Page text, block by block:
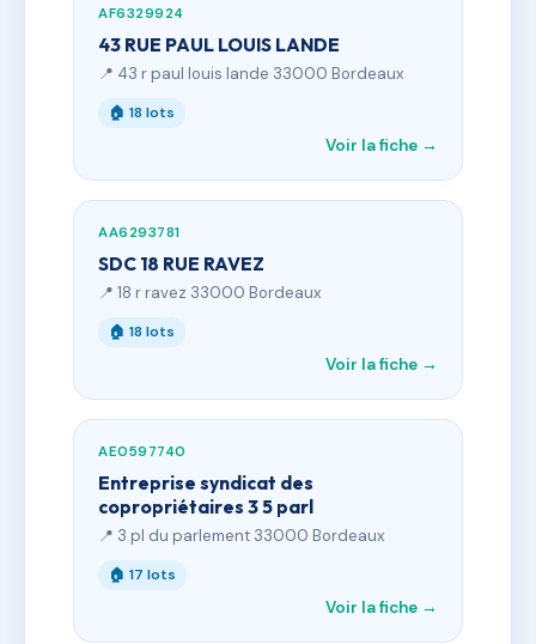
AF6329924
43 RUE PAUL LOUIS LANDE
📍 43 r paul louis lande 33000 Bordeaux
🏠 18 lots
Voir la fiche →
AA6293781
SDC 18 RUE RAVEZ
📍 18 r ravez 33000 Bordeaux
🏠 18 lots
Voir la fiche →
AE0597740
Entreprise syndicat des
copropriétaires 3 5 parl
📍 3 pl du parlement 33000 Bordeaux
🏠 17 lots
Voir la fiche →